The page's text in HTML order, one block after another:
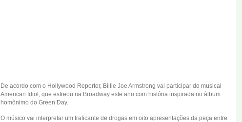
De acordo com o Hollywood Reporter, Billie Joe Armstrong vai participar do musical
American Idiot, que estreou na Broadway este ano com história inspirada no álbum
homônimo do Green Day.
O músico vai interpretar um traficante de drogas em oito apresentações da peça entre